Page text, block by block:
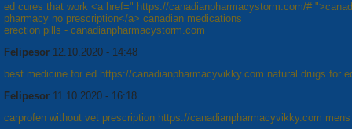
ed cures that work <a href=" https://canadianpharmacystorm.com/#
pharmacy no prescription</a> canadian medications
erection pills - canadianpharmacystorm.com
Felipesor 12.10.2020 - 14:48
best medicine for ed https://canadianpharmacyvikky.com natural drugs for
Felipesor 11.10.2020 - 16:18
carprofen without vet prescription https://canadianpharmacyvikky.com